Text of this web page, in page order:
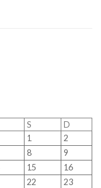
S
D
1
2
8
9
15
16
22
23